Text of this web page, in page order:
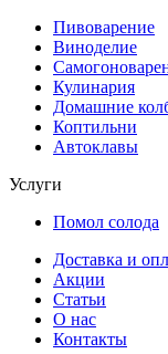
Пивоварение
Виноделие
Кулинария
Домашние
Коптильни
Автоклавы
Услуги
Помол солода
Доставка и
Акции
Статьи
О нас
Контакты